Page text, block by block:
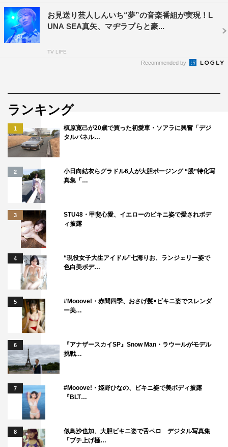
から嫌われている」と猛反撃。今回は、そんなしんいちの
主張は本当なのかを確かめるべく、『マルコポロリ！』の
スタッフがグレープカンパニーに潜入。およそ20名の若手
を対象に、本当に慕われているのは永野なのか？ それと
もしんいちなのか？を調査したところ、スタジオを揺るが
そのほか、今週は芸人リポーターとして出演している
『THE SECOND』初代王者・ギャロップの現状にも迫る
予定だったが、井口から「あまりにもおじさん」と攻撃さ
れ、思わぬとばっちりを受ける羽目に。さらには永野
が“触れてはいけない！？”大阪芸人の禁忌にも言及し、と
んでもない展開となる。
『マルコポロリ！売れて変わった！？M-1＆R-1王者一斉調査SP』左か
ら）東野幸治、中島めぐみアナ ©カンテレ
番組情報
『マルコポロリ！売れて変わった！？M-1＆R-1王者一斉
調査SP』
カンテレ ※関西ローカル
2023年10月22日（日）午後0時59分～2時34分
お見送り芸人しんいち“夢”の音楽番組が実現！L
UNA SEA真矢、マヂラブらと豪...
TV LIFE
Recommended by
ランキング
1
槙原寛己が20歳で買った初愛車・ソアラに興奮「デジ
タルパネル…
2
小日向結衣らグラドル6人が大胆ポージング “股”特化写
真集「…
3
STU48・甲斐心愛、イエローのビキニ姿で愛されボデ
ィ披露
4
“現役女子大生アイドル”七海りお、ランジェリー姿で
色白美ボデ…
5
#Mooove!・赤間四季、おさげ髪×ビキニ姿でスレンダ
ー美…
6
『アナザースカイSP』Snow Man・ラウールがモデル
挑戦…
7
#Mooove!・姫野ひなの、ビキニ姿で美ボディ披露
『BLT…
8
似鳥沙也加、大胆ビキニ姿で舌ペロ デジタル写真集
「ブチ上げ極…